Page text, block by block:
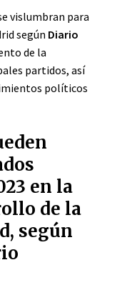
vislumbran para
según Diario
de la
partidos, así
políticos
en la
de la
según